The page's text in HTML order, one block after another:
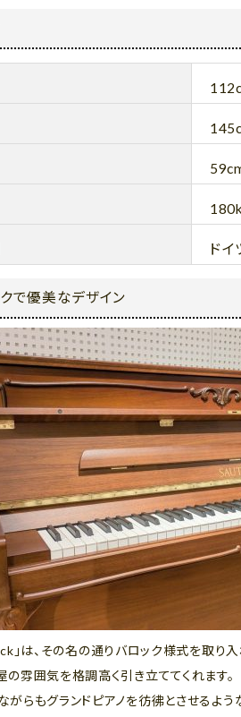
ドイ
で優美なデザイン
」は、その名の通りバロック様式を取り
の雰囲気を格調高く引き立ててくれます。
がらもグランドピアノを彷彿とさせるよう